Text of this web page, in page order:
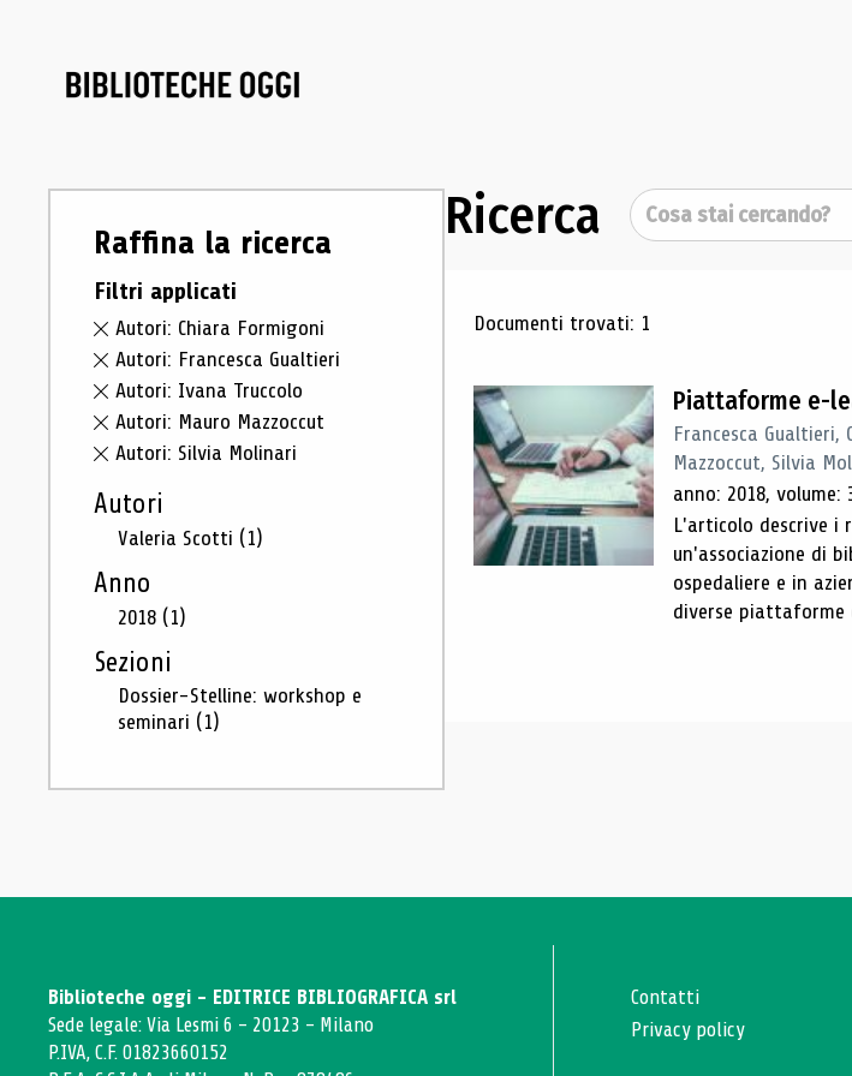
Raffina la ricerca
Filtri applicati
Autori: Chiara Formigoni
Autori: Francesca Gualtieri
Autori: Ivana Truccolo
Autori: Mauro Mazzoccut
Autori: Silvia Molinari
Autori
Valeria Scotti (1)
Anno
2018 (1)
Sezioni
Dossier-Stelline: workshop e
seminari (1)
Ricerca Cerca
Risultati di ricerca
Documenti trovati: 1
Piattaforme e-
Francesca
Mazzoccut, Silvia
anno: 2018, volume:
L'articolo descrive i
un'associazione di
ospedaliere e in
diverse
Biblioteche oggi - EDITRICE BIBLIOGRAFICA srl
Sede legale: Via Lesmi 6 - 20123 - Milano
P.IVA, C.F. 01823660152
Contatti
Privacy policy